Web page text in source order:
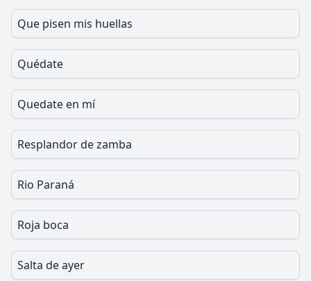
Que pisen mis huellas
Quédate
Quedate en mí
Resplandor de zamba
Rio Paraná
Roja boca
Salta de ayer